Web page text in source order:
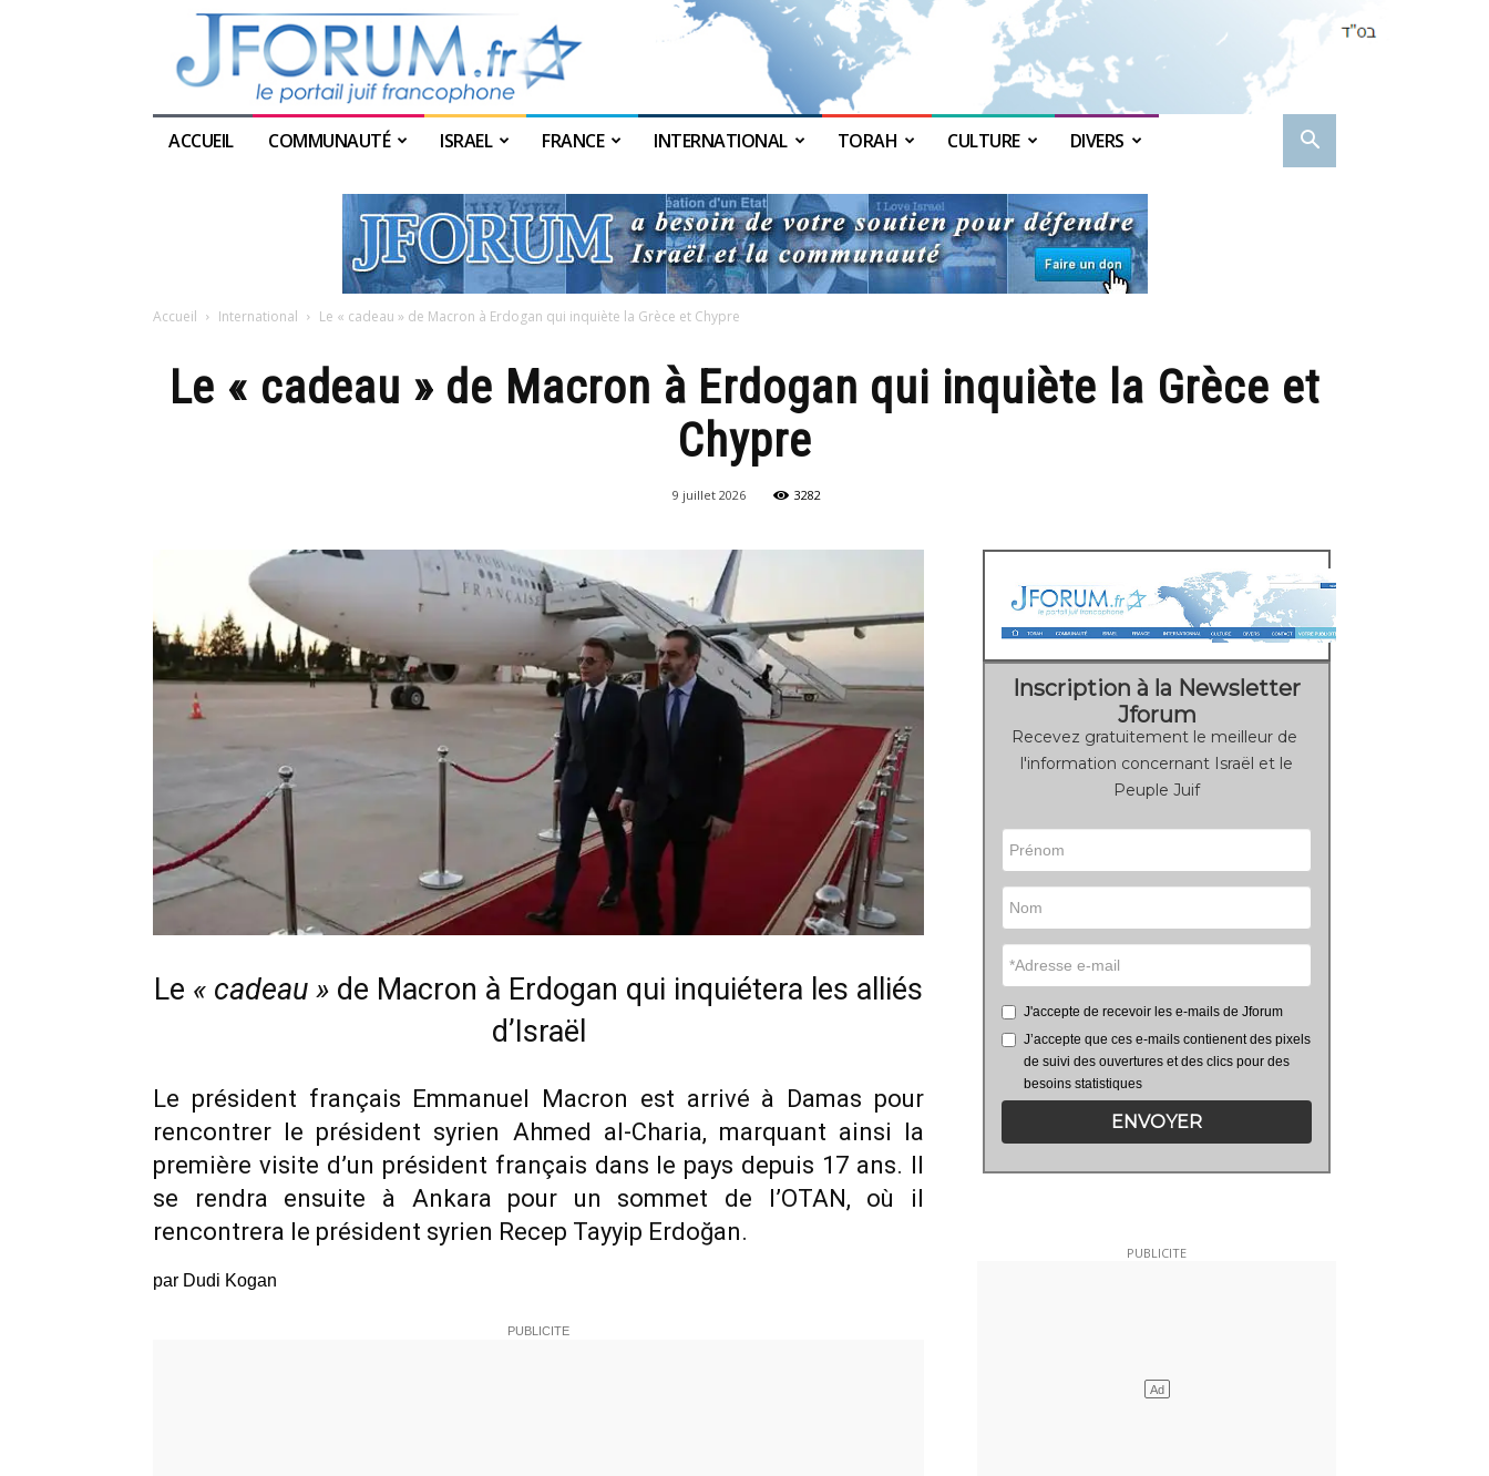
ACCUEIL COMMUNAUTÉ ISRAEL FRANCE INTERNATIONAL TORAH CULTURE DIVERS
Accueil International Le « cadeau » de Macron à Erdogan qui inquiète la Grèce et Chypre
Le « cadeau » de Macron à Erdogan qui inquiète la Grèce et
Chypre
9 juillet 2026 3282
Le « cadeau » de Macron à Erdogan qui inquiétera les alliés
d’Israël
Le président français Emmanuel Macron est arrivé à Damas pour
rencontrer le président syrien Ahmed al-Charia, marquant ainsi la
première visite d’un président français dans le pays depuis 17 ans. Il
se rendra ensuite à Ankara pour un sommet de l’OTAN, où il
rencontrera le président syrien Recep Tayyip Erdoğan.
par Dudi Kogan
Inscription à la Newsletter
Jforum
Recevez gratuitement le meilleur de
l'information concernant Israël et le
Peuple Juif
J'accepte de recevoir les e-mails de Jforum
J’accepte que ces e-mails contienent des pixels
de suivi des ouvertures et des clics pour des
besoins statistiques
ENVOYER